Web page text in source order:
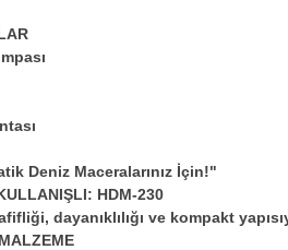
Deniz Maceralarınız İçin!"
HDM-230
dayanıklılığı ve kompakt